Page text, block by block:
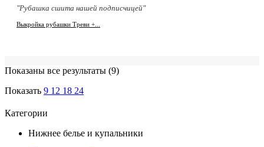
"Рубашка сшита нашей подписчицей"
Выкройка рубашки Треви +...
Показаны все результаты (9)
Показать 9 12 18 24
Категории
Нижнее белье и купальники